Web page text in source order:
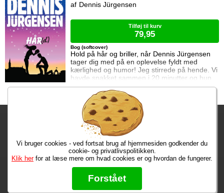
Hold på hår og briller, når Dennis Jürgensen
tager dig med på en oplevelse fyldt med
kærlighed og humor! Jeg stirrede på hende. Vi
havde snakket sammen i 20 minutter og hun
var allerede i fuld gang med at bage på mig.
Hvad foregik der? Jeg var komplet
desorienteret, og begyndte at få paranoide
tanker om at hele festen måske var et
kæmpestort skjult kamera med Sally i spidsen
og mig i hovedrollen: »Mine damer og herrer!
Førstepr
Bog (softcover)
Dennis Jürgensen
Tilføj til kurv
79,95
Fragtgebyret er DKK 59,95 • Fragtgebyret bortfalder ved køb over
DKK 299,00
Bestiller du inden kl. 13:00 har du dine varer i morgen!
Max 50 kr. Bøger til en 🐕
★★★★★
Læs hvad vores kunder siger om os på Trustpilot
Vi bruger cookies - ved fortsat brug af hjemmesiden godkender du
cookie- og privatlivspolitikken.
Klik herfor at læse mere om hvad cookies er og hvordan de fungerer.
Forstået